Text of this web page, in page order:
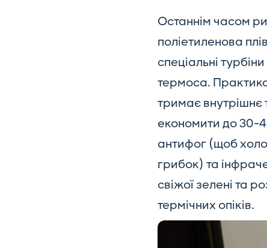
Останнім часом
поліетиленова
спеціальні
термоса. Практика
тримає внутрішнє
економити до 30-
антифог (щоб
грибок) та
свіжої зелені та
термічних опіків.